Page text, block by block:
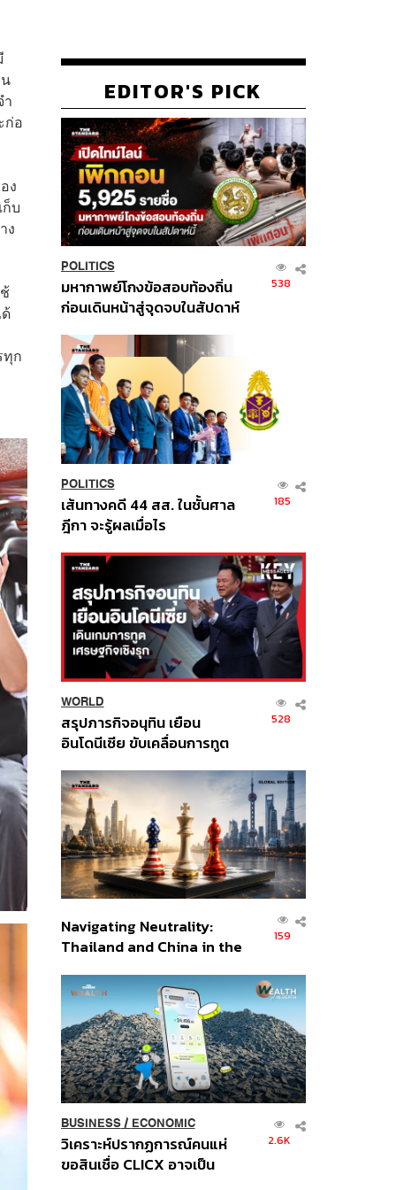
ก่อ
ง
บ
ง
ทุก
EDITOR'S PICK
POLITICS
มหากาพย์โกงข้อสอบท้องถิ่น
ก่อนเดินหน้าสู่จุดจบในสัปดาห์
538
POLITICS
เส้นทางคดี 44 สส. ในชั้นศาล
ฎีกา จะรู้ผลเมื่อไร
185
WORLD
สรุปภารกิจอนุทิน เยือน
อินโดนีเซีย ขับเคลื่อนการทูต
ส่วนยุทธศาสตร์ไทย –
อินโดนีเซีย
528
Navigating Neutrality:
Thailand and China in the
Order
159
BUSINESS/ ECONOMIC
วิเคราะห์ปรากฏการณ์คนแห่
ขอสินเชื่อ CLICX อาจเป็น
2.6K